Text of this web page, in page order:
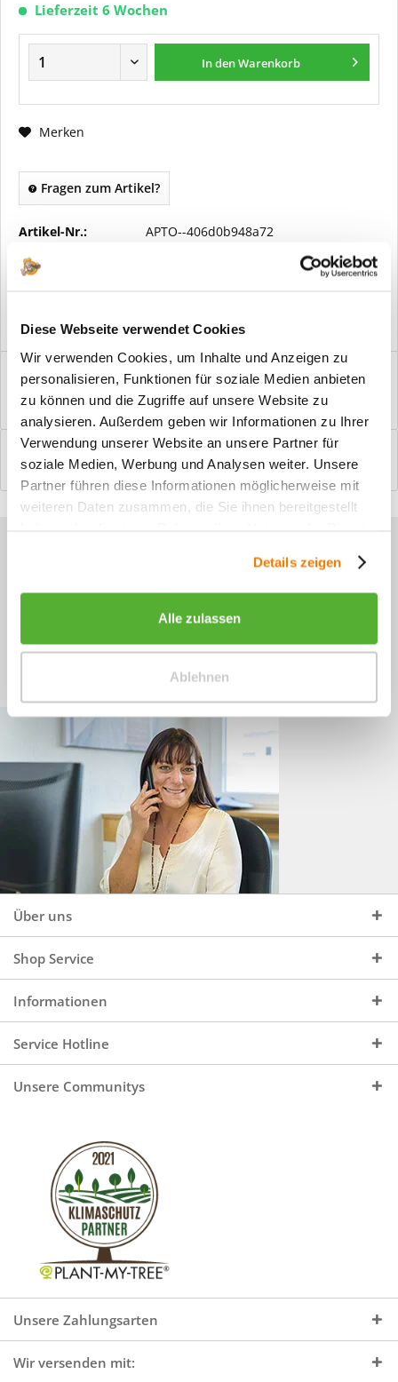
Diese Webseite verwendet Cookies
Wir verwenden Cookies, um Inhalte und Anzeigen zu
personalisieren, Funktionen für soziale Medien anbieten
zu können und die Zugriffe auf unsere Website zu
analysieren. Außerdem geben wir Informationen zu Ihrer
Verwendung unserer Website an unsere Partner für
soziale Medien, Werbung und Analysen weiter. Unsere
Partner führen diese Informationen möglicherweise mit
weiteren Daten zusammen, die Sie ihnen bereitgestellt
Details zeigen
Alle zulassen
Ablehnen
Lieferzeit 6 Wochen
In denWarenkorb
Merken
Fragen zum Artikel?
Artikel-Nr.: APTO--406d0b948a72
Vorteile
Windfangelemente online am Bildschirm konfigurieren und
einbaufertig bestellen. In wenigen...
Bewertungen
0
Bewertungen lesen, schreiben und diskutieren...mehr
Sie haben Fragen zu unseren
+49 (0)4244 965 34 04
Mo - Do, 09:00 - 16:00 Uhr
und Fr, 09:00 - 13:00 Uhr
Über uns
Shop Service
Informationen
Service Hotline
Unsere Communitys
Unsere Zahlungsarten
Wir versenden mit: